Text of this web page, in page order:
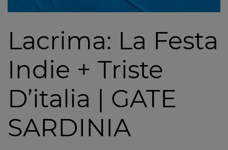
Lacrima: La Festa
Indie + Triste
D’italia | GATE
SARDINIA